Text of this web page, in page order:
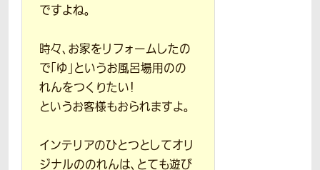
ですよね。
時々、お家をリフォームしたの
で「ゆ」というお風呂場用のの
れんをつくりたい！
というお客様もおられますよ。
インテリアのひとつとしてオリ
ジナルののれんは、とても遊び